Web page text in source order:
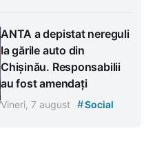
ANTA a depistat nereguli
la gările auto din
Chișinău. Responsabilii
au fost amendați
Vineri, 7 august #Social